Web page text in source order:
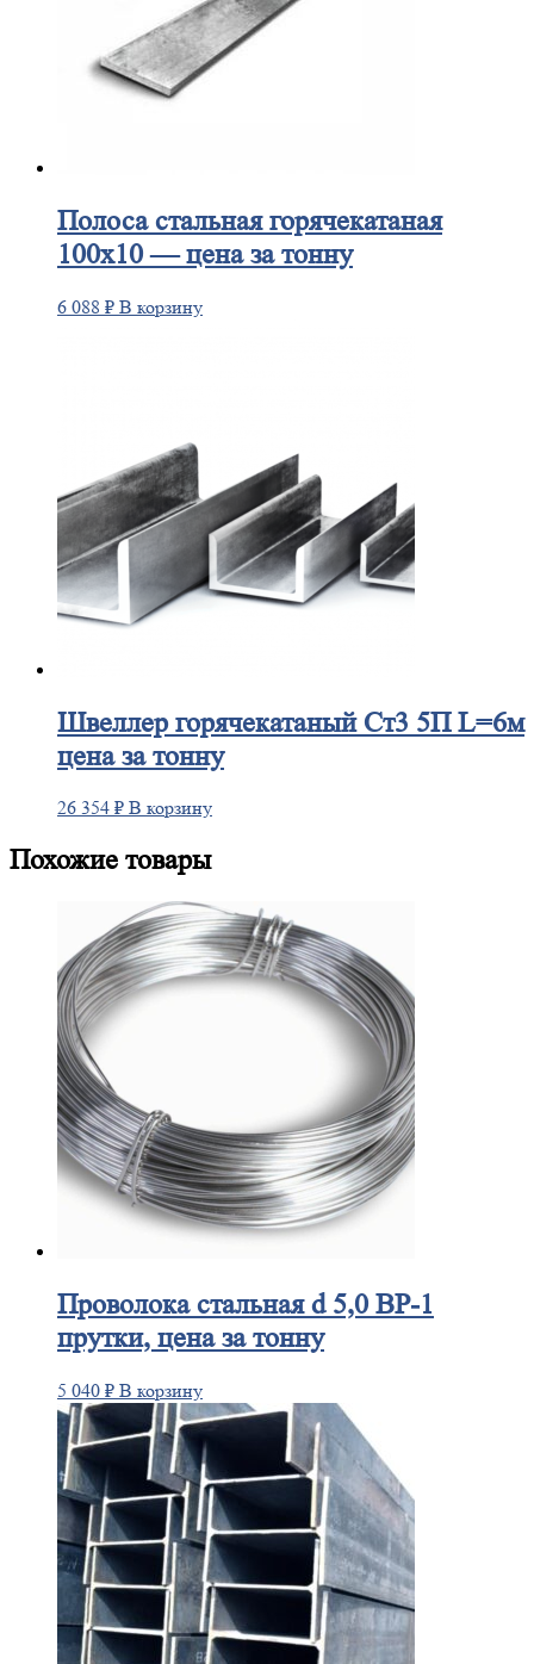
Полосастальная горячекатаная
100х10 — цена за тонну
6 088 ₽ В корзину
Швеллергорячекатаный Ст3 5П L=6м
цена за тонну
26 354 ₽ В корзину
Похожие товары
Проволокастальная d 5,0 ВР-1
прутки, цена за тонну
5 040 ₽ В корзину